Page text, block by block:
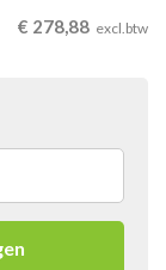
€ 278,88 excl.btw